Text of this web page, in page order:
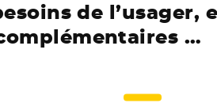
de l’usager,
…